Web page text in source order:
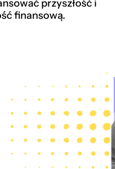
przyszłość i
finansową.